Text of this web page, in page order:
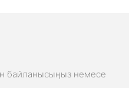
байланысыңыз немесе